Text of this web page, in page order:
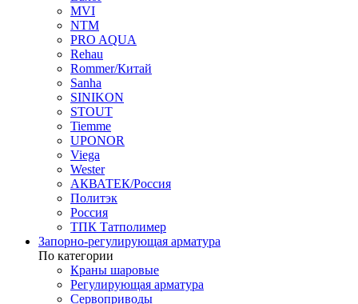
MVI
NTM
PRO AQUA
Rehau
Rommer/Китай
Sanha
SINIKON
STOUT
Tiemme
UPONOR
Viega
Wester
АКВАТЕК/Россия
Политэк
Россия
ТПК Татполимер
Запорно-регулирующая арматура
По категории
Краны шаровые
Регулирующая арматура
Сервоприводы